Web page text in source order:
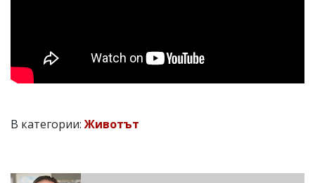
В категории:Животът